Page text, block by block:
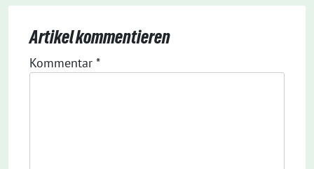
Artikel kommentieren
Kommentar *